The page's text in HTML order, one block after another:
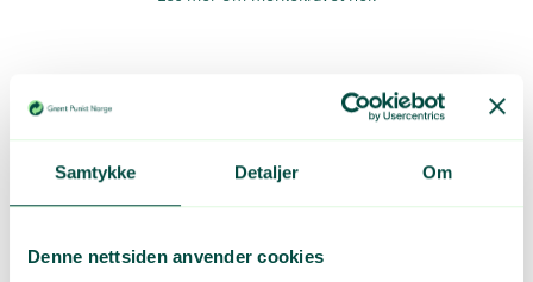
Samtykke Detaljer Om
Denne nettsiden anvender cookies
og regelverket vil bli implementert og håndhevet i Norge.
Derfor har vi invitert Miljødirektoratet til et webinar hvor de skal
fortelle om hvordan direktivet vil innføres. Det vil også være
Meld deg på webinaret her!